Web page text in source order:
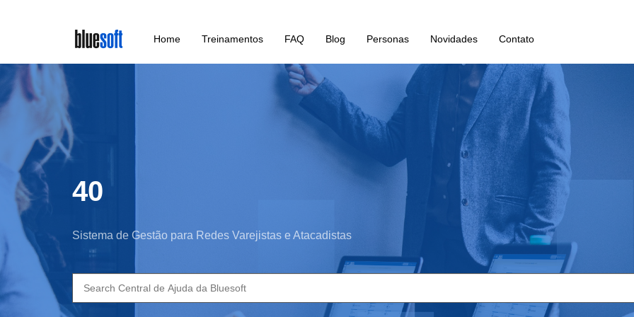
main
content
Home Treinamentos FAQ Blog Personas Novidades Contato
40
Sistema de Gestão para Redes Varejistas e Atacadistas
Search
for: